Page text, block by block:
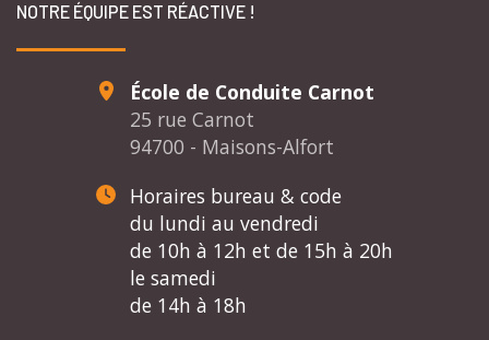
NOTRE ÉQUIPE EST RÉACTIVE !
École de Conduite Carnot
25 rue Carnot
94700 - Maisons-Alfort
Horaires bureau & code
du lundi au vendredi
de 10h à 12h et de 15h à 20h
le samedi
de 14h à 18h